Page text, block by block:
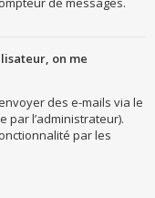
on me
des e-mails via le
par l’administrateur).
par les